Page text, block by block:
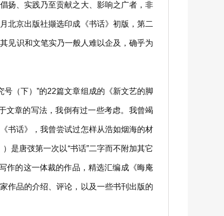
扬、实践乃至贡献之大、影响之广者，非
北京出版社撷选印成《书话》初版，第二
见识和文笔实乃一般人难以企及，确乎为
（下）”的22篇文章组成的《新文艺的脚
章的写法，我倒有过一些考虑。我曾竭
书话》，我曾尝试过怎样从浩如烟海的材
是唐弢第一次以“书话”二字而不附加其它
作的这一体裁的作品，精选汇编成《晦庵
作品的介绍、评论，以及一些书刊出版的